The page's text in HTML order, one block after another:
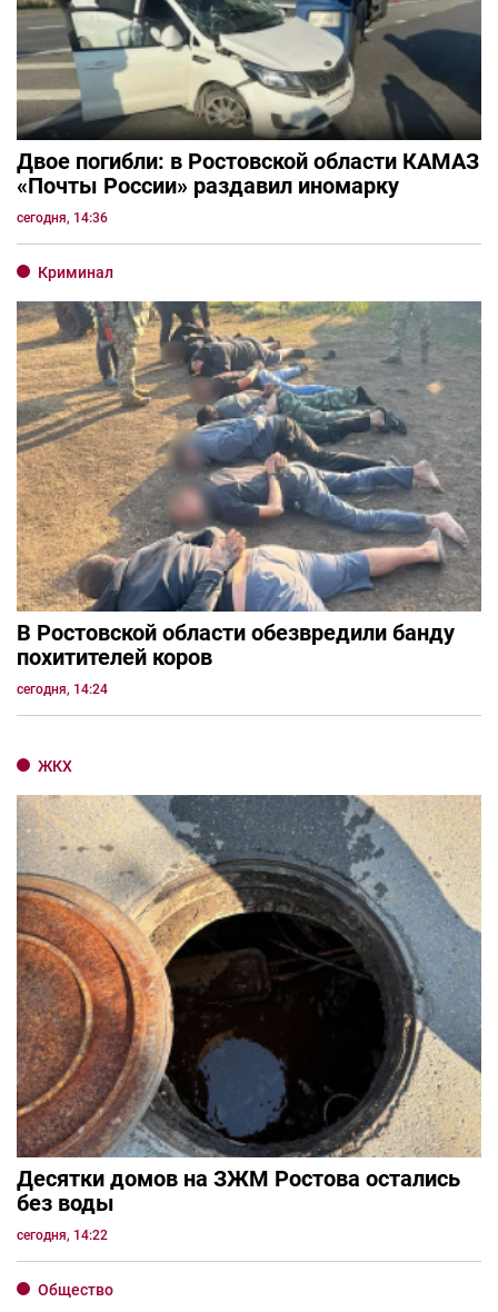
Двое погибли: в Ростовской области КАМАЗ
«Почты России» раздавил иномарку
сегодня, 14:36
Криминал
В Ростовской области обезвредили банду
похитителей коров
сегодня, 14:24
ЖКХ
Десятки домов на ЗЖМ Ростова остались
без воды
сегодня, 14:22
Общество